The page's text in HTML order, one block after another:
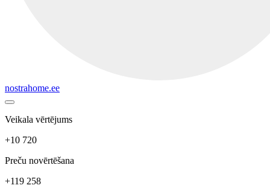
nostrahome.ee
Veikala vērtējums
+10 720
Preču novērtēšana
+119 258